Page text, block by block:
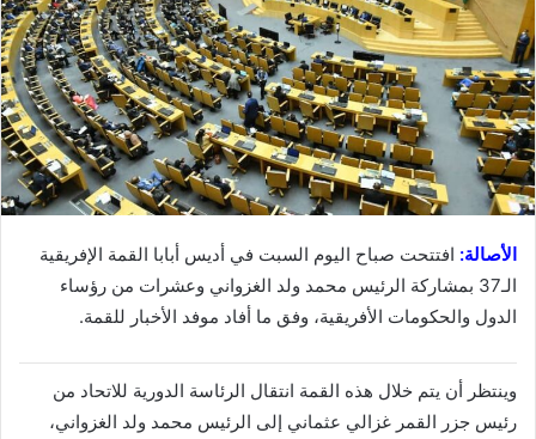
الأصالة: افتتحت صباح اليوم السبت في أديس أبابا القمة الإفريقية
الـ37 بمشاركة الرئيس محمد ولد الغزواني وعشرات من رؤساء
الدول والحكومات الأفريقية، وفق ما أفاد موفد الأخبار للقمة.
وينتظر أن يتم خلال هذه القمة انتقال الرئاسة الدورية للاتحاد من
رئيس جزر القمر غزالي عثماني إلى الرئيس محمد ولد الغزواني،